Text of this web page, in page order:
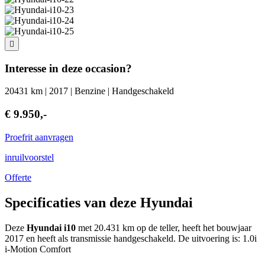
Interesse in deze occasion?
20431 km | 2017 | Benzine | Handgeschakeld
€ 9.950,-
Proefrit aanvragen
inruilvoorstel
Offerte
Specificaties van deze Hyundai
Deze Hyundai i10 met 20.431 km op de teller, heeft het bouwjaar
2017 en heeft als transmissie handgeschakeld. De uitvoering is: 1.0i
i-Motion Comfort